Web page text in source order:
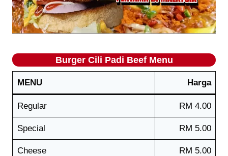
Burger Cili Padi Beef Menu
MENU Harga
Regular RM 4.00
Special RM 5.00
Cheese RM 5.00